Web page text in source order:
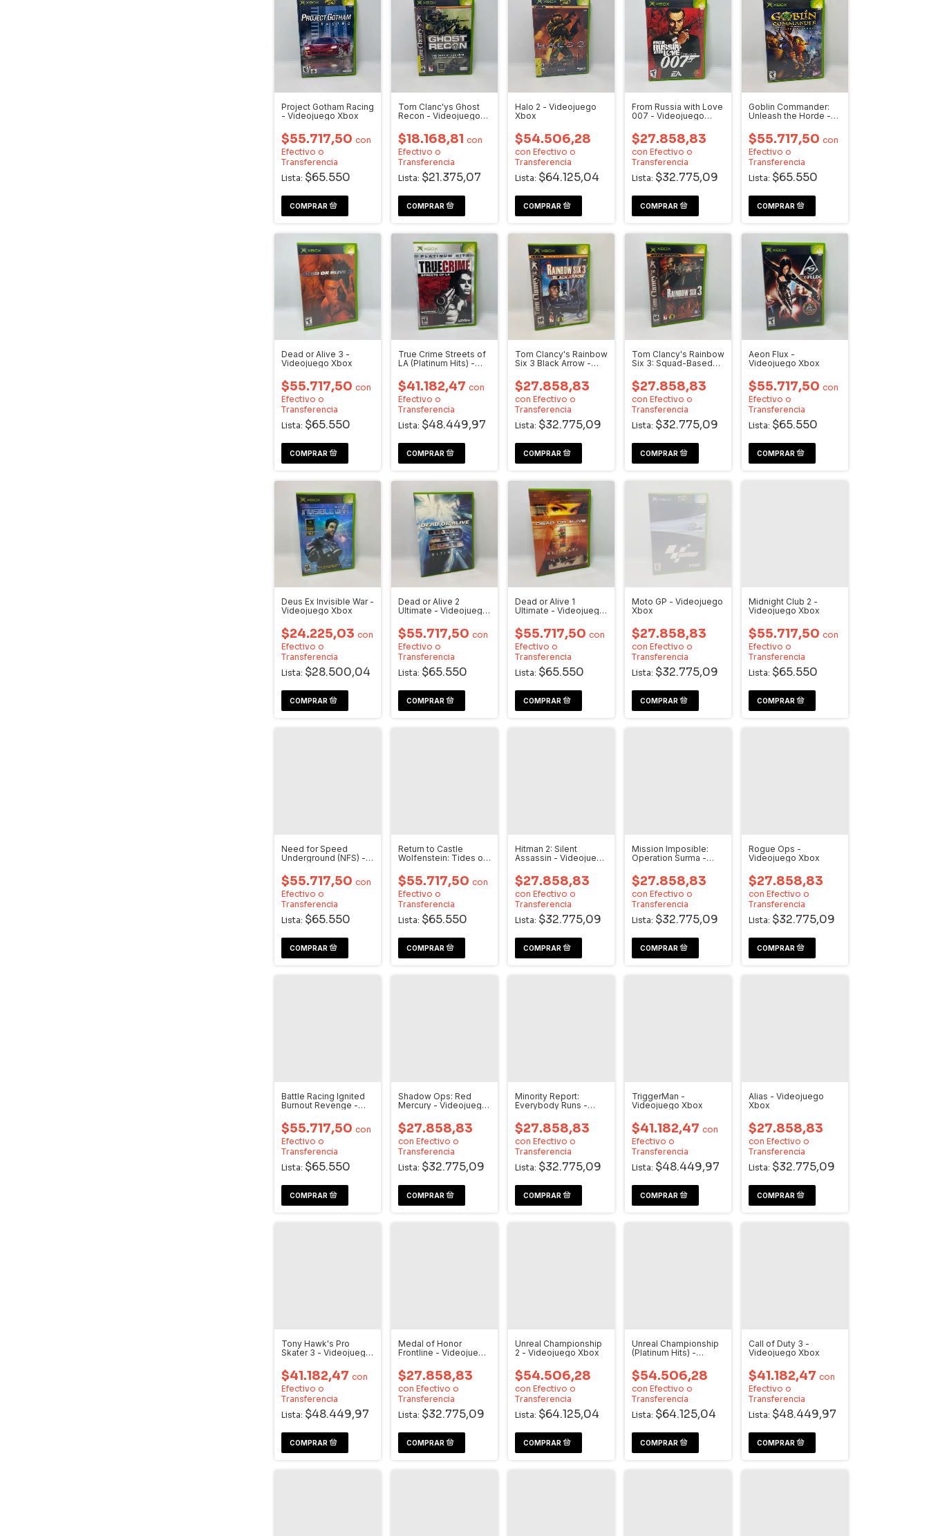
Project Gotham Racing
- Videojuego Xbox
$55.717,50 con
Efectivo o
Transferencia
Lista: $65.550
Tom Clanc'ys Ghost
Recon - Videojuego
$18.168,81 con
Efectivo o
Transferencia
Lista: $21.375,07
Halo 2 - Videojuego
Xbox
$54.506,28
con Efectivo o
Transferencia
Lista: $64.125,04
From Russia with Love
007 - Videojuego
$27.858,83
con Efectivo o
Transferencia
Lista: $32.775,09
Goblin Commander:
Unleash the Horde -
$55.717,50 con
Efectivo o
Transferencia
Lista: $65.550
Dead or Alive 3 -
Videojuego Xbox
$55.717,50 con
Efectivo o
Transferencia
Lista: $65.550
True Crime Streets of
LA (Platinum Hits) -
$41.182,47 con
Efectivo o
Transferencia
Lista: $48.449,97
Tom Clancy's Rainbow
Six 3 Black Arrow -
$27.858,83
con Efectivo o
Transferencia
Lista: $32.775,09
Tom Clancy's Rainbow
Six 3: Squad-Based
Videojuego Xbox
$27.858,83
con Efectivo o
Transferencia
Lista: $32.775,09
Aeon Flux -
Videojuego Xbox
$55.717,50 con
Efectivo o
Transferencia
Lista: $65.550
Deus Ex Invisible War -
Videojuego Xbox
$24.225,03 con
Efectivo o
Transferencia
Lista: $28.500,04
Dead or Alive 2
Ultimate - Videojuego
$55.717,50 con
Efectivo o
Transferencia
Lista: $65.550
Dead or Alive 1
Ultimate - Videojuego
$55.717,50 con
Efectivo o
Transferencia
Lista: $65.550
Moto GP - Videojuego
Xbox
$27.858,83
con Efectivo o
Transferencia
Lista: $32.775,09
Midnight Club 2 -
Videojuego Xbox
$55.717,50 con
Efectivo o
Transferencia
Lista: $65.550
Need for Speed
Underground (NFS) -
$55.717,50 con
Efectivo o
Transferencia
Lista: $65.550
Return to Castle
Wolfenstein: Tides of
Xbox
$55.717,50 con
Efectivo o
Transferencia
Lista: $65.550
Hitman 2: Silent
Assassin - Videojuego
$27.858,83
con Efectivo o
Transferencia
Lista: $32.775,09
Mission Imposible:
Operation Surma -
$27.858,83
con Efectivo o
Transferencia
Lista: $32.775,09
Rogue Ops -
Videojuego Xbox
$27.858,83
con Efectivo o
Transferencia
Lista: $32.775,09
Battle Racing Ignited
Burnout Revenge -
$55.717,50 con
Efectivo o
Transferencia
Lista: $65.550
Shadow Ops: Red
Mercury - Videojuego
$27.858,83
con Efectivo o
Transferencia
Lista: $32.775,09
Minority Report:
Everybody Runs -
$27.858,83
con Efectivo o
Transferencia
Lista: $32.775,09
TriggerMan -
Videojuego Xbox
$41.182,47 con
Efectivo o
Transferencia
Lista: $48.449,97
Alias - Videojuego
Xbox
$27.858,83
con Efectivo o
Transferencia
Lista: $32.775,09
Tony Hawk's Pro
Skater 3 - Videojuego
$41.182,47 con
Efectivo o
Transferencia
Lista: $48.449,97
Medal of Honor
Frontline - Videojuego
$27.858,83
con Efectivo o
Transferencia
Lista: $32.775,09
Unreal Championship
2 - Videojuego Xbox
$54.506,28
con Efectivo o
Transferencia
Lista: $64.125,04
Unreal Championship
(Platinum Hits) -
$54.506,28
con Efectivo o
Transferencia
Lista: $64.125,04
Call of Duty 3 -
Videojuego Xbox
$41.182,47 con
Efectivo o
Transferencia
Lista: $48.449,97